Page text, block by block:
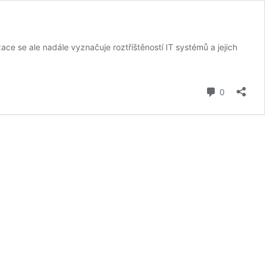
se ale nadále vyznačuje roztříštěností IT systémů a jejich
0 komentářů